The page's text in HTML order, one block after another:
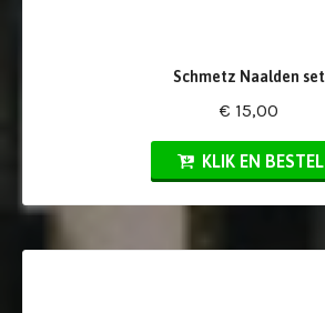
Schmetz Naalden set
€ 15,00
KLIK EN BESTEL